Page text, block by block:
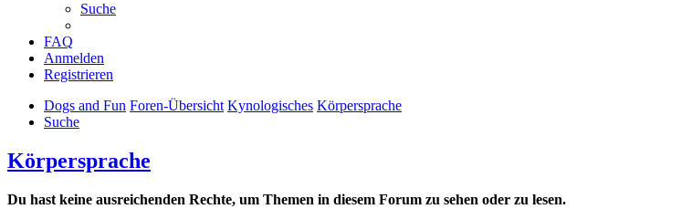
Suche
FAQ
Anmelden
Registrieren
Dogs and Fun Foren-Übersicht Kynologisches Körpersprache
Suche
Körpersprache
Du hast keine ausreichenden Rechte, um Themen in diesem Forum zu sehen oder zu lesen.